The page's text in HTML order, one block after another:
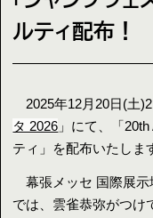
ルティ配布！
2025年12月20日(土
タ 2026 」にて、「
ティ」を配布いたしま
幕張メッセ 国際展示
では、雲雀恭弥がつけ